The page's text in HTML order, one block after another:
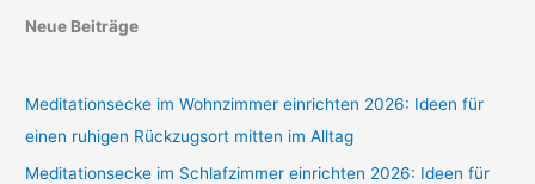
Neue Beiträge
Meditationsecke im Wohnzimmer einrichten 2026: Ideen für
einen ruhigen Rückzugsort mitten im Alltag
Meditationsecke im Schlafzimmer einrichten 2026: Ideen für